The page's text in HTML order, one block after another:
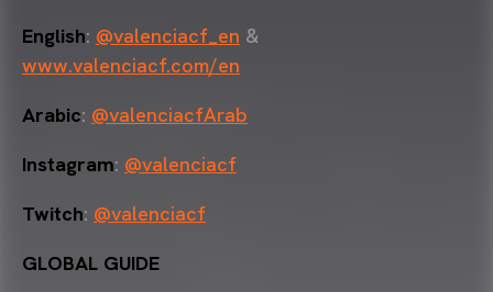
English: @valenciacf_en &
www.valenciacf.com/en
Arabic: @valenciacfArab
Instagram: @valenciacf
Twitch: @valenciacf
GLOBAL GUIDE